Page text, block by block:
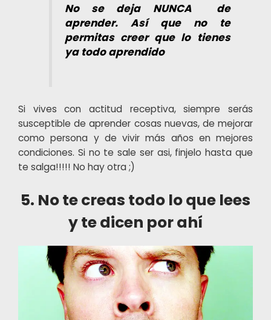
No se deja NUNCA de
aprender. Así que no te
permitas creer que lo tienes
ya todo aprendido
Si vives con actitud receptiva, siempre serás
susceptible de aprender cosas nuevas, de mejorar
como persona y de vivir más años en mejores
condiciones. Si no te sale ser asi, finjelo hasta que
te salga!!!!! No hay otra ;)
5. No te creas todo lo que lees
y te dicen por ahí